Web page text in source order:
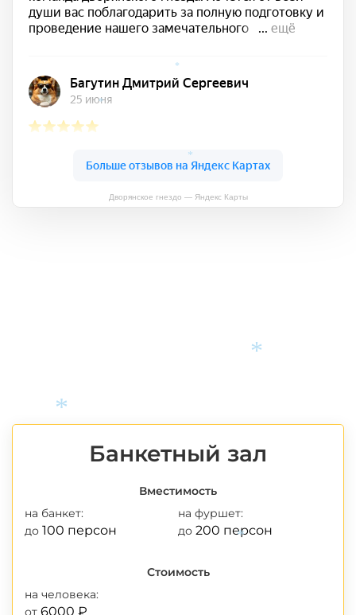
Дворянское гнездо — Яндекс Карты
Банкетный зал
Вместимость
на банкет:
до 100 персон
на фуршет:
до 200 персон
Стоимость
на человека:
от 6000 ₽
*
*